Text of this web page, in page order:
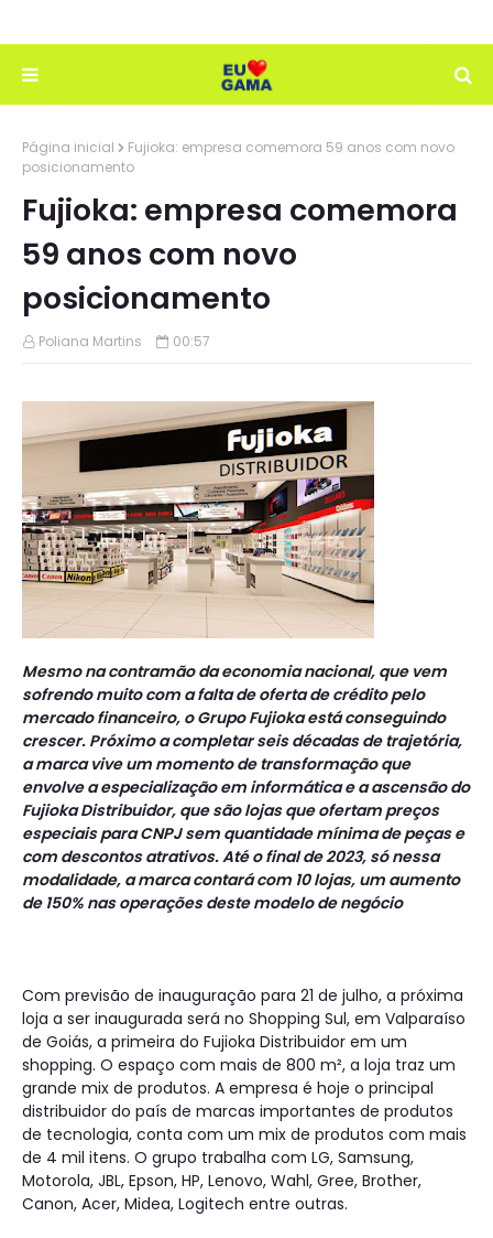
Página inicial
Fujioka: empresa comemora 59 anos com novo
posicionamento
Fujioka: empresa comemora
59 anos com novo
posicionamento
Poliana Martins 00:57
Mesmo na contramão da economia nacional, que vem
sofrendo muito com a falta de oferta de crédito pelo
mercado financeiro, o Grupo Fujioka está conseguindo
crescer. Próximo a completar seis décadas de trajetória,
a marca vive um momento de transformação que
envolve a especialização em informática e a ascensão do
Fujioka Distribuidor, que são lojas que ofertam preços
especiais para CNPJ sem quantidade mínima de peças e
com descontos atrativos. Até o final de 2023, só nessa
modalidade, a marca contará com 10 lojas, um aumento
de 150% nas operações deste modelo de negócio
Com previsão de inauguração para 21 de julho, a próxima
loja a ser inaugurada será no Shopping Sul, em Valparaíso
de Goiás, a primeira do Fujioka Distribuidor em um
shopping. O espaço com mais de 800 m², a loja traz um
grande mix de produtos. A empresa é hoje o principal
distribuidor do país de marcas importantes de produtos
de tecnologia, conta com um mix de produtos com mais
de 4 mil itens. O grupo trabalha com LG, Samsung,
Motorola, JBL, Epson, HP, Lenovo, Wahl, Gree, Brother,
Canon, Acer, Midea, Logitech entre outras.